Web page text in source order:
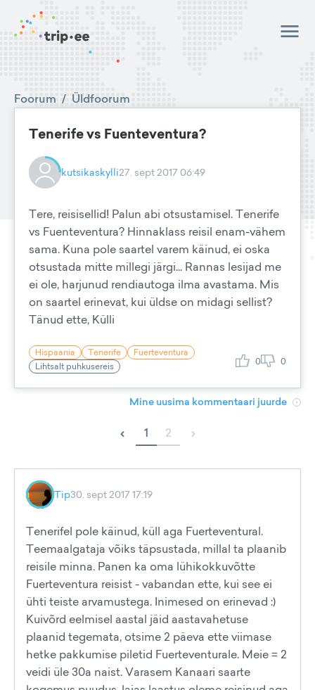
Foorum / Üldfoorum
Tenerife vs Fuenteventura?
kutsikaskylli27. sept 2017 06:49
Tere, reisisellid! Palun abi otsustamisel. Tenerife
vs Fuenteventura? Hinnaklass reisil enam-vähem
sama. Kuna pole saartel varem käinud, ei oska
otsustada mitte millegi järgi... Rannas lesijad me
ei ole, harjunud rendiautoga ilma avastama. Mis
on saartel erinevat, kui üldse on midagi sellist?
Tänud ette, Külli
Hispaania Tenerife
Fuerteventura
Lihtsalt puhkusereis
0 0
Mine uusima kommentaari juurde
‹ 1 2 ›
Tip30. sept 2017 17:19
Tenerifel pole käinud, küll aga Fuerteventural.
Teemaalgataja võiks täpsustada, millal ta plaanib
reisile minna. Panen ka oma lühikokkuvõtte
Fuerteventura reisist - vabandan ette, kui see ei
ühti teiste arvamustega. Inimesed on erinevad :)
Kuivõrd eelmisel aastal jäid aastavahetuse
plaanid tegemata, otsime 2 päeva ette viimase
hetke pakkumise piletid Fuerteventurale. Meie = 2
veidi üle 30a naist. Varasem Kanaari saarte